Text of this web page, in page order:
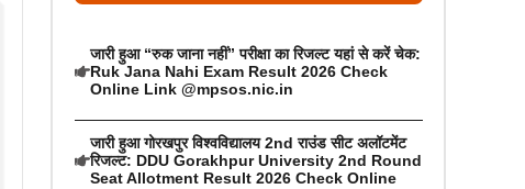
जारी हुआ “रुक जाना नहीं” परीक्षा का रिजल्ट यहां से करें चेक:
Ruk Jana Nahi Exam Result 2026 Check
Online Link @mpsos.nic.in
जारी हुआ गोरखपुर विश्वविद्यालय 2nd राउंड सीट अलॉटमेंट
रिजल्ट: DDU Gorakhpur University 2nd Round
Seat Allotment Result 2026 Check Online